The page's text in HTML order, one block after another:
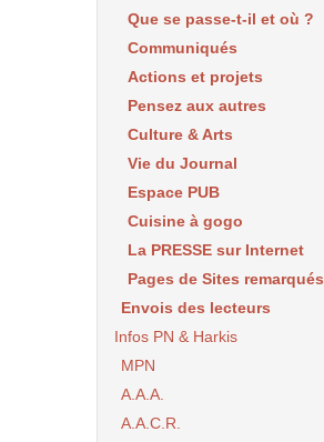
Que se passe-t-il et où ?
Communiqués
Actions et projets
Pensez aux autres
Culture & Arts
Vie du Journal
Espace PUB
Cuisine à gogo
La PRESSE sur Internet
Pages de Sites remarqués
Envois des lecteurs
Infos PN & Harkis
MPN
A.A.A.
A.A.C.R.